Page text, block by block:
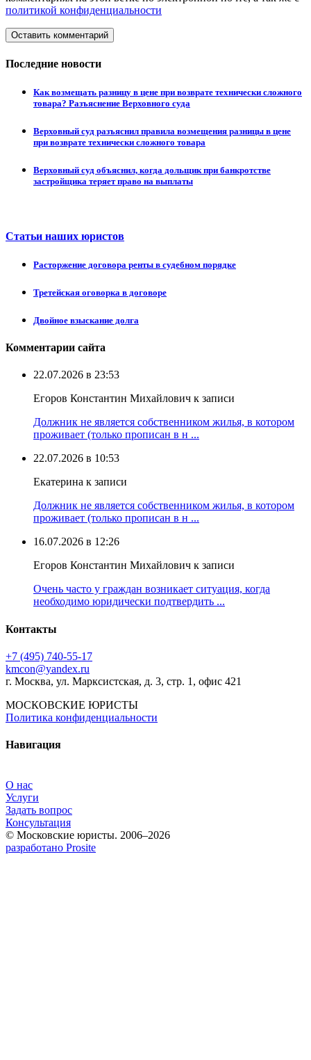
политикой конфиденциальности
Оставить комментарий
Последние новости
Как возмещать разницу в цене при возврате технически сложного
товара? Разъяснение Верховного суда
Верховный суд разъяснил правила возмещения разницы в цене
при возврате технически сложного товара
Верховный суд объяснил, когда дольщик при банкротстве
застройщика теряет право на выплаты
Статьи наших юристов
Расторжение договора ренты в судебном порядке
Третейская оговорка в договоре
Двойное взыскание долга
Комментарии сайта
22.07.2026 в 23:53
Егоров Константин Михайлович к записи
Должник не является собственником жилья, в котором
проживает (только прописан в н ...
22.07.2026 в 10:53
Екатерина к записи
Должник не является собственником жилья, в котором
проживает (только прописан в н ...
16.07.2026 в 12:26
Егоров Константин Михайлович к записи
Очень часто у граждан возникает ситуация, когда
необходимо юридически подтвердить ...
Контакты
+7 (495) 740‑55‑17
kmcon@yandex.ru
г. Москва, ул. Марксистская, д. 3, стр. 1, офис 421
МОСКОВСКИЕ ЮРИСТЫ
Политика конфиденциальности
Навигация
О нас
Услуги
Задать вопрос
Консультация
© Московские юристы. 2006–2026
разработано Prosite